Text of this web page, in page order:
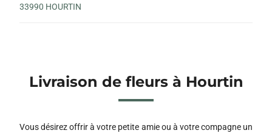
33990 HOURTIN
Livraison de fleurs à Hourtin
Vous désirez offrir à votre petite amie ou à votre compagne un